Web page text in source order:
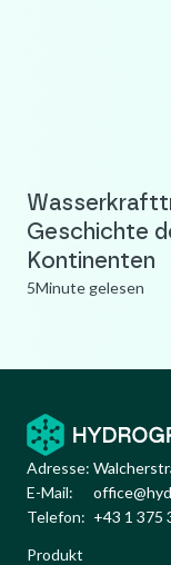
Geschichte
Kontinenten
5Minute gelesen
Adresse:
E-Mail:
Telefon: +43 1 375
Produkt